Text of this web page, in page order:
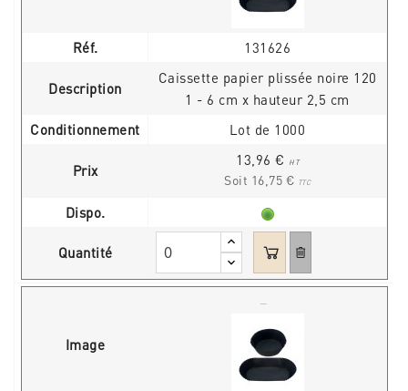
Réf. 131626
Description
Caissette papier plissée noire 120
1 - 6 cm x hauteur 2,5 cm
Conditionnement
Lot de 1000
Prix
13,96 € HT
Soit 16,75 € TTC
Dispo.
Quantité
Image